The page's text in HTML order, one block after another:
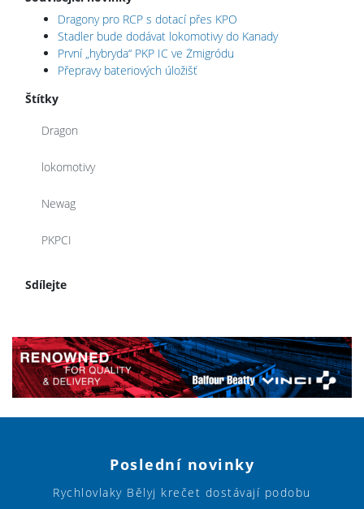
Dragony pro RCP s dotací přes KPO
Stadler bude dodávat lokomotivy do Kanady
První „hybryda“ PKP IC ve Żmigródu
Přepravy bateriových úložišť
Štítky
Dragon
lokomotivy
Newag
PKPCI
Sdílejte
Poslední novinky
Rychlovlaky Bělyj krečet dostávají podobu